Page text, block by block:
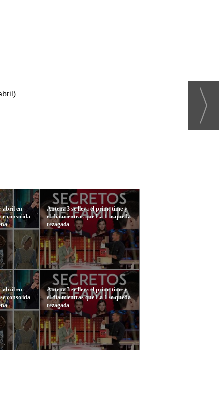
abril en
consolida
abril en
consolida
Antena 3 se lleva el prime time y
el día mientras que La 1 se queda
rezagada
Antena 3 se lleva el prime time y
el día mientras que La 1 se queda
rezagada